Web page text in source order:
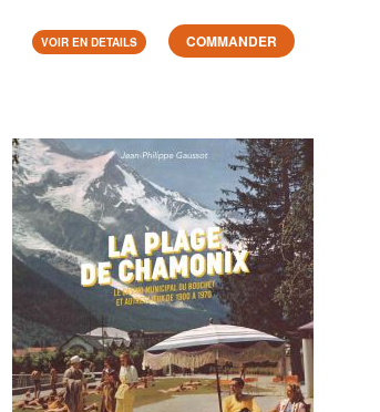
VOIR EN DETAILS COMMANDER